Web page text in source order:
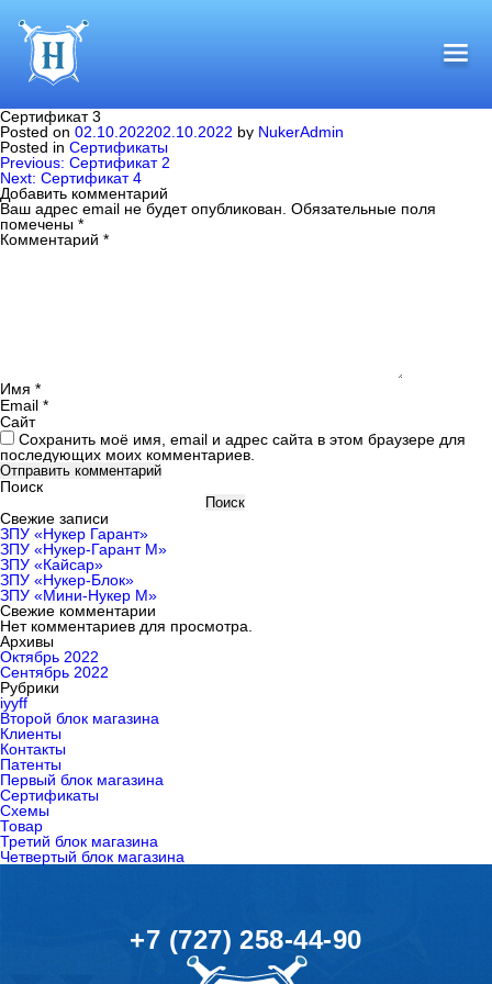
Сертификат 3
Posted on 02.10.202202.10.2022 by NukerAdmin
Posted in Сертификаты
Навигация
по
записям
Previous: Сертификат 2
Next: Сертификат 4
Добавить комментарий
Ваш адрес email не будет опубликован. Обязательные поля
помечены *
Комментарий *
Имя *
Email *
Сайт
Сохранить моё имя, email и адрес сайта в этом браузере для
последующих моих комментариев.
Поиск
Поиск
Свежие записи
ЗПУ «Нукер Гарант»
ЗПУ «Нукер-Гарант М»
ЗПУ «Кайсар»
ЗПУ «Нукер-Блок»
ЗПУ «Мини-Нукер М»
Свежие комментарии
Нет комментариев для просмотра.
Архивы
Октябрь 2022
Сентябрь 2022
Рубрики
iyyff
Второй блок магазина
Клиенты
Контакты
Патенты
Первый блок магазина
Сертификаты
Схемы
Товар
Третий блок магазина
Четвертый блок магазина
+7 (727) 258-44-90